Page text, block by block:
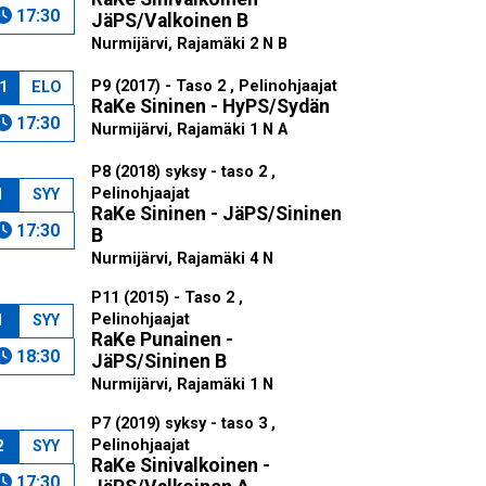
17:30
JäPS/Valkoinen B
Nurmijärvi, Rajamäki 2 N B
ELO
17:30
P9 (2017) - Taso 2 , Pelinohjaajat
RaKe Sininen - HyPS/Sydän
Nurmijärvi, Rajamäki 1 N A
SYY
17:30
P8 (2018) syksy - taso 2 ,
Pelinohjaajat
RaKe Sininen - JäPS/Sininen
B
Nurmijärvi, Rajamäki 4 N
SYY
18:30
P11 (2015) - Taso 2 ,
Pelinohjaajat
RaKe Punainen -
JäPS/Sininen B
Nurmijärvi, Rajamäki 1 N
SYY
P7 (2019) syksy - taso 3 ,
Pelinohjaajat
RaKe Sinivalkoinen -